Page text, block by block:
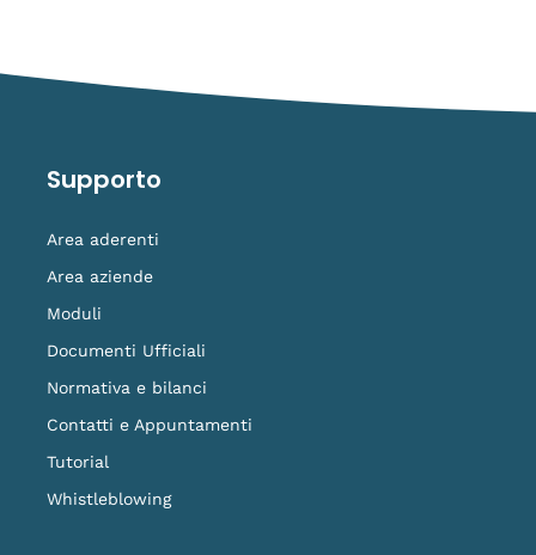
Supporto
Area aderenti
Area aziende
Moduli
Documenti Ufficiali
Normativa e bilanci
Contatti e Appuntamenti
Tutorial
Whistleblowing